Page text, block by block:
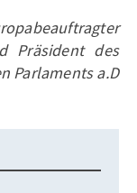
Präsident des
Parlaments a.D.